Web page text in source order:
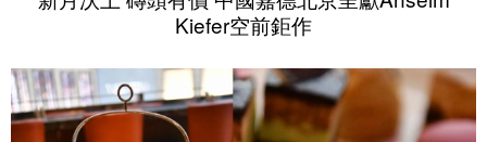
Kiefer空前鉅作